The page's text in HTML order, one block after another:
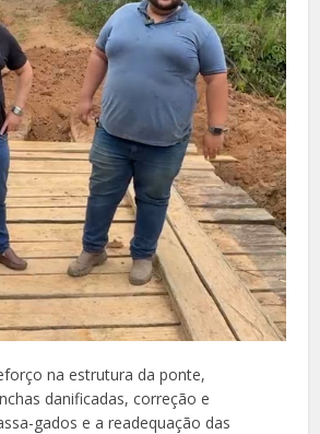
na estrutura da ponte,
danificadas, correção e
gados e a readequação das